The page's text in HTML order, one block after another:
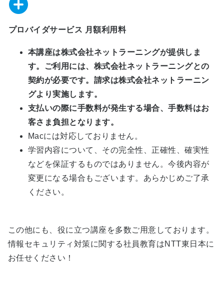
プロバイダサービス 月額利用料
本講座は株式会社ネットラーニングが提供しま
す。ご利用には、株式会社ネットラーニングとの
契約が必要です。請求は株式会社ネットラーニン
グより実施します。
支払いの際に手数料が発生する場合、手数料はお
客さま負担となります。
Macには対応しておりません。
学習内容について、その完全性、正確性、確実性
などを保証するものではありません。今後内容が
変更になる場合もございます。あらかじめご了承
ください。
この他にも、役に立つ講座を多数ご用意しております。
情報セキュリティ対策に関する社員教育はNTT東日本に
お任せください！